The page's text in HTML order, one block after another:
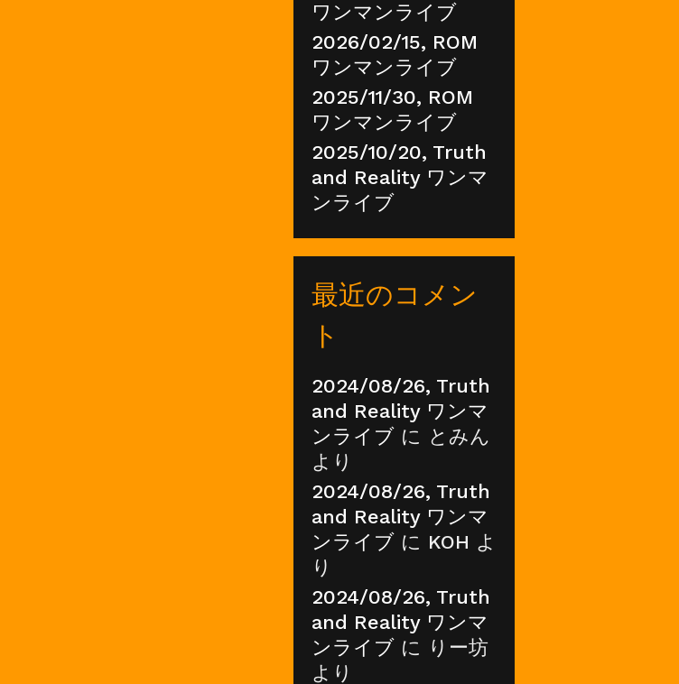
ワンマンライブ
2026/02/15, ROM
ワンマンライブ
2025/11/30, ROM
ワンマンライブ
2025/10/20, Truth
and Reality ワンマ
ンライブ
最近のコメン
ト
2024/08/26, Truth
and Reality ワンマ
ンライブ に とみん
より
2024/08/26, Truth
and Reality ワンマ
ンライブ に KOH よ
り
2024/08/26, Truth
and Reality ワンマ
ンライブ に りー坊
より